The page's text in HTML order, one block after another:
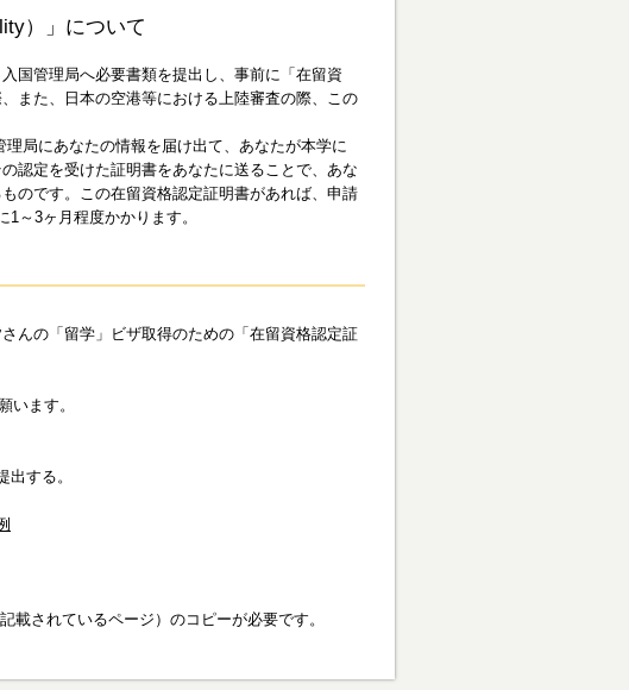
）」について
国管理局へ必要書類を提出し、事前に「在留資
また、日本の空港等における上陸審査の際、この
局にあなたの情報を届け出て、あなたが本学に
認定を受けた証明書をあなたに送ることで、あな
のです。この在留資格認定証明書があれば、申請
～3ヶ月程度かかります。
んの「留学」ビザ取得のための「在留資格認定証
います。
する。
されているページ）のコピーが必要です。